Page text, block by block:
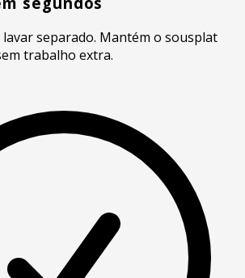
separado. Mantém o sousplat
trabalho extra.